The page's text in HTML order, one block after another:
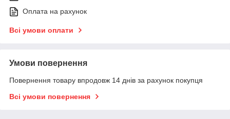
Оплата на рахунок
Всі умови оплати
Умови повернення
Повернення товару впродовж 14 днів за рахунок покупця
Всі умови повернення